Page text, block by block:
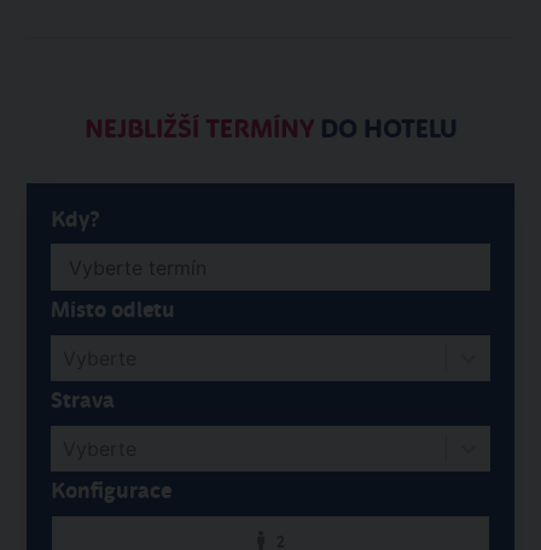
NEJBLIŽŠÍ TERMÍNYDO HOTELU
Kdy?
Místo odletu
Strava
Konfigurace